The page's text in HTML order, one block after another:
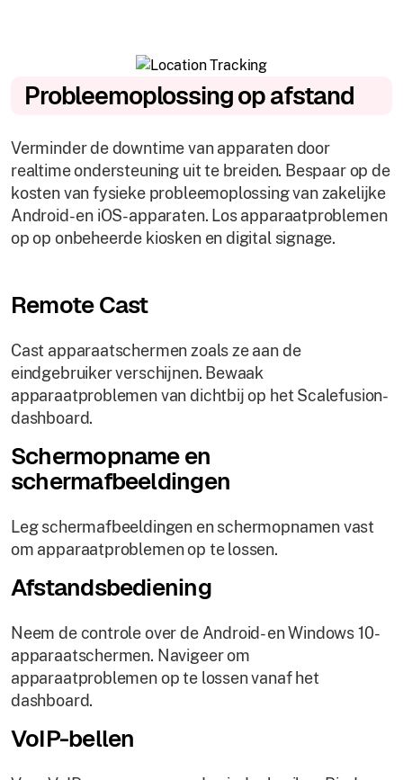
Probleemoplossing op afstand
Verminder de downtime van apparaten door
realtime ondersteuning uit te breiden. Bespaar op de
kosten van fysieke probleemoplossing van zakelijke
Android- en iOS-apparaten. Los apparaatproblemen
op op onbeheerde kiosken en digital signage.
Remote Cast
Cast apparaatschermen zoals ze aan de
eindgebruiker verschijnen. Bewaak
apparaatproblemen van dichtbij op het Scalefusion-
dashboard.
Schermopname en
schermafbeeldingen
Leg schermafbeeldingen en schermopnamen vast
om apparaatproblemen op te lossen.
Afstandsbediening
Neem de controle over de Android- en Windows 10-
apparaatschermen. Navigeer om
apparaatproblemen op te lossen vanaf het
dashboard.
VoIP-bellen